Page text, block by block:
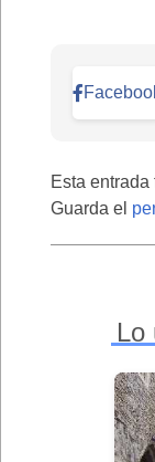
Esta
Guarda el
Lo